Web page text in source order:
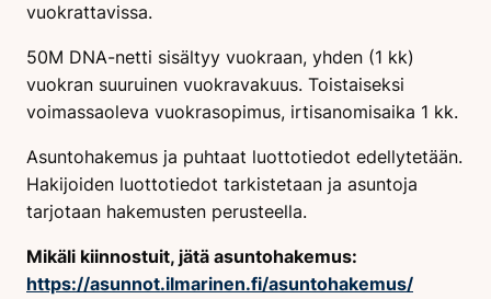
vuokrattavissa.
50M DNA-netti sisältyy vuokraan, yhden (1 kk)
vuokran suuruinen vuokravakuus. Toistaiseksi
voimassaoleva vuokrasopimus, irtisanomisaika 1 kk.
Asuntohakemus ja puhtaat luottotiedot edellytetään.
Hakijoiden luottotiedot tarkistetaan ja asuntoja
tarjotaan hakemusten perusteella.
Mikäli kiinnostuit, jätä asuntohakemus:
https://asunnot.ilmarinen.fi/asuntohakemus/